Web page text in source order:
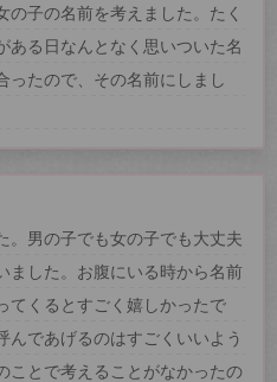
子の名前を考えました。たく
ある日なんとなく思いついた名
ったので、その名前にしまし
。男の子でも女の子でも大丈夫
ました。お腹にいる時から名前
てくるとすごく嬉しかったで
んであげるのはすごくいいよう
ことで考えることがなかったの